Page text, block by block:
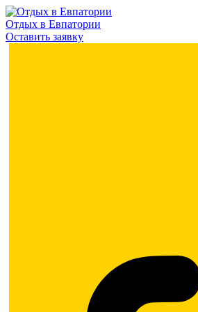
Отдых в Евпатории
Оставить заявку